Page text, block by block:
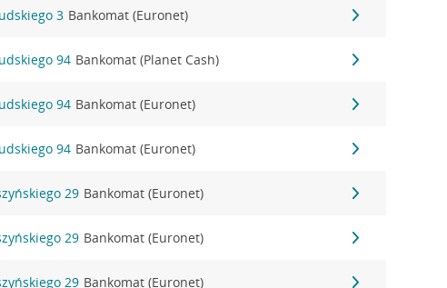
3 Bankomat (Euronet)
94 Bankomat (Planet Cash)
94 Bankomat (Euronet)
94 Bankomat (Euronet)
29 Bankomat (Euronet)
29 Bankomat (Euronet)
29 Bankomat (Euronet)